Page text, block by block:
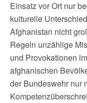
Einsatz vor Ort nur
kulturelle
Afghanistan nicht
Regeln unzählige
und Provokationen
afghanischen
der Bundeswehr nur